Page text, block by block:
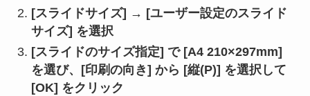
[スライドサイズ] → [ユーザー設定のスライド
サイズ] を選択
[スライドのサイズ指定] で [A4 210×297mm]
を選び、
[印刷の向き] から [縦(P)] を選択して
[OK] をクリック